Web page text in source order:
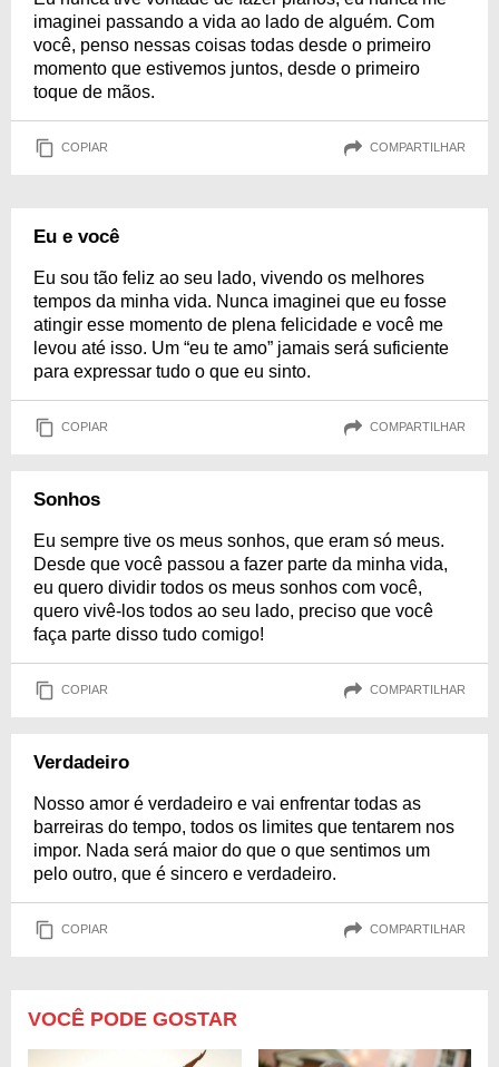
imaginei passando a vida ao lado de alguém. Com
você, penso nessas coisas todas desde o primeiro
momento que estivemos juntos, desde o primeiro
toque de mãos.
COPIAR COMPARTILHAR
Eu e você
Eu sou tão feliz ao seu lado, vivendo os melhores
tempos da minha vida. Nunca imaginei que eu fosse
atingir esse momento de plena felicidade e você me
levou até isso. Um “eu te amo” jamais será suficiente
para expressar tudo o que eu sinto.
COPIAR COMPARTILHAR
Sonhos
Eu sempre tive os meus sonhos, que eram só meus.
Desde que você passou a fazer parte da minha vida,
eu quero dividir todos os meus sonhos com você,
quero vivê-los todos ao seu lado, preciso que você
faça parte disso tudo comigo!
COPIAR COMPARTILHAR
Verdadeiro
Nosso amor é verdadeiro e vai enfrentar todas as
barreiras do tempo, todos os limites que tentarem nos
impor. Nada será maior do que o que sentimos um
pelo outro, que é sincero e verdadeiro.
COPIAR COMPARTILHAR
VOCÊ PODE GOSTAR